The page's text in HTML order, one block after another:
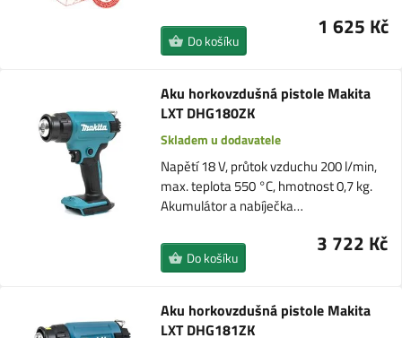
1 625 Kč
Do košíku
Aku horkovzdušná pistole Makita
LXT DHG180ZK
Skladem u dodavatele
Napětí 18 V, průtok vzduchu 200 l/min,
max. teplota 550 °C, hmotnost 0,7 kg.
Akumulátor a nabíječka…
3 722 Kč
Do košíku
Aku horkovzdušná pistole Makita
LXT DHG181ZK